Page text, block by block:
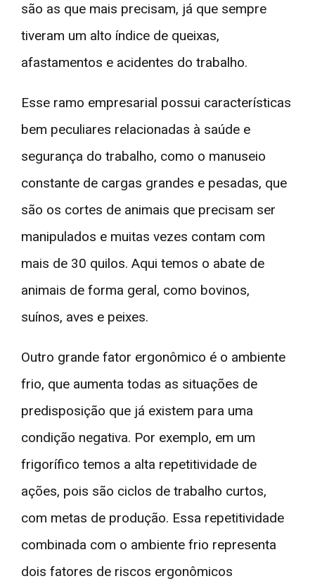
são as que mais precisam, já que sempre
tiveram um alto índice de queixas,
afastamentos e acidentes do trabalho.
Esse ramo empresarial possui características
bem peculiares relacionadas à saúde e
segurança do trabalho, como o manuseio
constante de cargas grandes e pesadas, que
são os cortes de animais que precisam ser
manipulados e muitas vezes contam com
mais de 30 quilos. Aqui temos o abate de
animais de forma geral, como bovinos,
suínos, aves e peixes.
Outro grande fator ergonômico é o ambiente
frio, que aumenta todas as situações de
predisposição que já existem para uma
condição negativa. Por exemplo, em um
frigorífico temos a alta repetitividade de
ações, pois são ciclos de trabalho curtos,
com metas de produção. Essa repetitividade
combinada com o ambiente frio representa
dois fatores de riscos ergonômicos